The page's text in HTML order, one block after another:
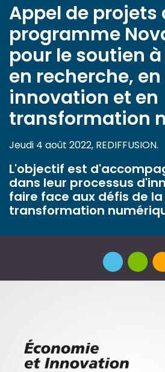
Appel de projets
programme
pour le soutien
en recherche, en
innovation et en
transformation
Jeudi 4 août 2022, REDIFFUSION.
L'objectif est
dans leur processus
faire face aux défis de la
transformation